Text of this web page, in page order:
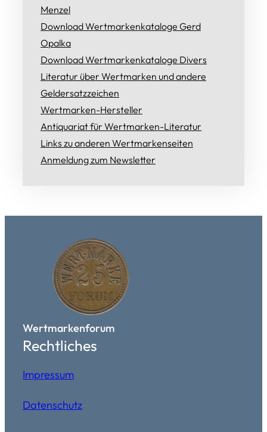
Menzel
Download Wertmarkenkataloge Gerd
Opalka
Download Wertmarkenkataloge Divers
Literatur über Wertmarken und andere
Geldersatzzeichen
Wertmarken-Hersteller
Antiquariat für Wertmarken-Literatur
Links zu anderen Wertmarkenseiten
Anmeldung zum Newsletter
Wertmarkenforum
Rechtliches
Impressum
Datenschutz